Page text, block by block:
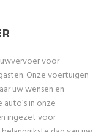
voor
Onze voertuigen
uw wensen en
auto’s in onze
ingezet voor